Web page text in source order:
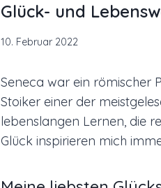
Glück- und
10. Februar 2022
Seneca war ein römischer
Stoiker einer der
lebenslangen Lernen, die
Glück inspirieren mich